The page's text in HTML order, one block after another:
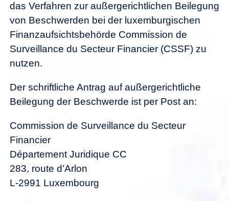
das Verfahren zur außergerichtlichen Beilegung
von Beschwerden bei der luxemburgischen
Finanzaufsichtsbehörde Commission de
Surveillance du Secteur Financier (CSSF) zu
nutzen.
Der schriftliche Antrag auf außergerichtliche
Beilegung der Beschwerde ist per Post an:
Commission de Surveillance du Secteur
Financier
Département Juridique CC
283, route d’Arlon
L-2991 Luxembourg